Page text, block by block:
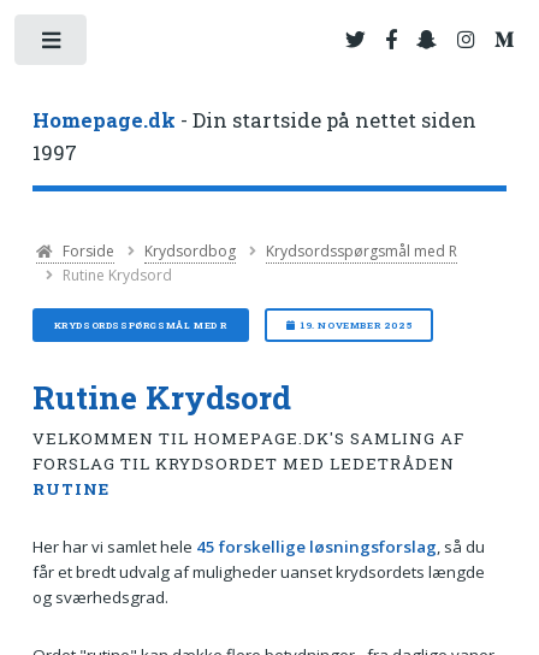
Homepage.dk - Din startside på nettet siden
1997
Forside Krydsordbog
Krydsordsspørgsmål med R
Rutine Krydsord
KRYDSORDSSPØRGSMÅL MED R 19. NOVEMBER 2025
Rutine Krydsord
VELKOMMEN TIL HOMEPAGE.DK'S SAMLING AF
FORSLAG TIL KRYDSORDET MED LEDETRÅDEN
RUTINE
Her har vi samlet hele 45 forskellige løsningsforslag, så du
får et bredt udvalg af muligheder uanset krydsordets længde
og sværhedsgrad.